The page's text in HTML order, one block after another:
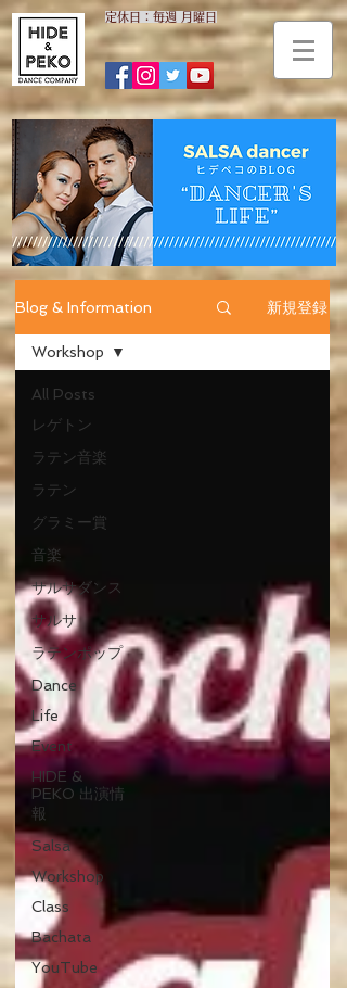
​定休日：毎週 月曜日
Blog & Information 新規登録
All Posts
レゲトン
ラテン音楽
ラテン
グラミー賞
音楽
サルサダンス
サルサ
ラテンポップ
Dance
Life
Event
HIDE &
PEKO 出演情
報
Salsa
Workshop
Class
Bachata
YouTube
Workshop